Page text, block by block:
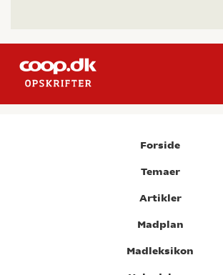
Forside
Temaer
Artikler
Madplan
Madleksikon